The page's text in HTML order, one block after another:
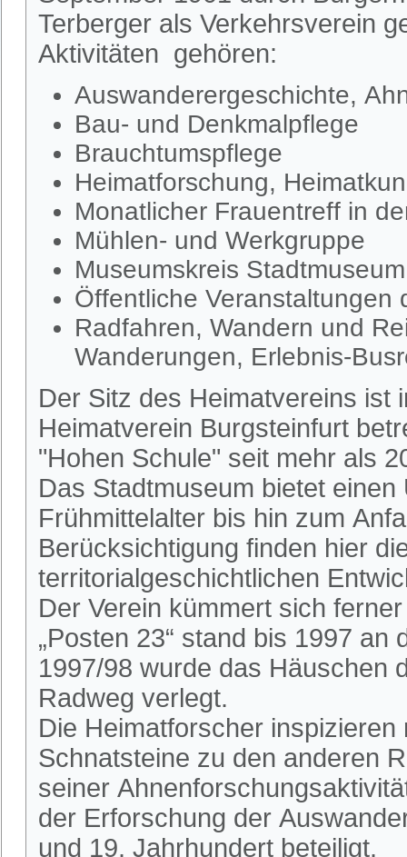
Terberger als Verkehrsverein
Aktivitäten gehören:
Auswanderergeschichte,
Bau- und Denkmalpflege
Brauchtumspflege
Heimatforschung,
Monatlicher Frauentreff in
Mühlen- und Werkgruppe
Museumskreis
Öffentliche Veranstaltungen
Radfahren, Wandern und
Wanderungen, Erlebnis-
Der Sitz des Heimatvereins ist
Heimatverein Burgsteinfurt
"Hohen Schule" seit mehr als
Das Stadtmuseum bietet
Frühmittelalter bis hin zum
Berücksichtigung finden hier
territorialgeschichtlichen
Der Verein kümmert sich
„Posten 23“ stand bis 1997
1997/98 wurde das Häuschen
Radweg verlegt.
Die Heimatforscher
Schnatsteine zu den anderen
seiner
der Erforschung der
und 19. Jahrhundert beteiligt.